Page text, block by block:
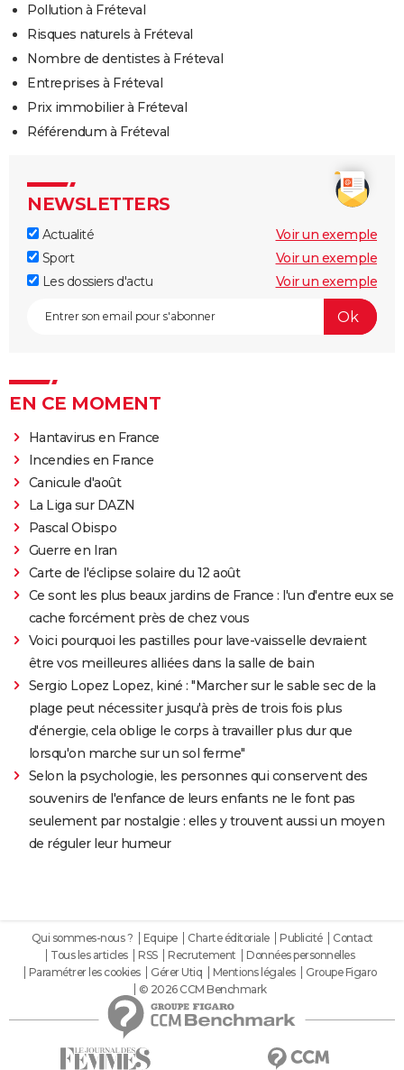
Pollution à Fréteval
Risques naturels à Fréteval
Nombre de dentistes à Fréteval
Entreprises à Fréteval
Prix immobilier à Fréteval
Référendum à Fréteval
NEWSLETTERS
Actualité
Voir un exemple
Sport
Voir un exemple
Les dossiers d'actu
Voir un exemple
EN CE MOMENT
Hantavirus en France
Incendies en France
Canicule d'août
La Liga sur DAZN
Pascal Obispo
Guerre en Iran
Carte de l'éclipse solaire du 12 août
Ce sont les plus beaux jardins de France : l'un d'entre eux se
cache forcément près de chez vous
Voici pourquoi les pastilles pour lave-vaisselle devraient
être vos meilleures alliées dans la salle de bain
Sergio Lopez Lopez, kiné : "Marcher sur le sable sec de la
plage peut nécessiter jusqu'à près de trois fois plus
d'énergie, cela oblige le corps à travailler plus dur que
lorsqu'on marche sur un sol ferme"
Selon la psychologie, les personnes qui conservent des
souvenirs de l'enfance de leurs enfants ne le font pas
seulement par nostalgie : elles y trouvent aussi un moyen
de réguler leur humeur
Qui sommes-nous ? Equipe Charte éditoriale Publicité
Contact
Tous les articles
RSS Recrutement
Données personnelles
Paramétrer les cookies
Gérer Utiq Mentions légales
Groupe Figaro
© 2026 CCM Benchmark